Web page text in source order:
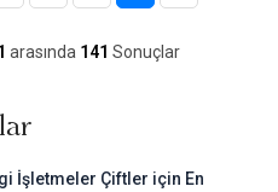
arasında 141 Sonuçlar
İşletmeler Çiftler için En